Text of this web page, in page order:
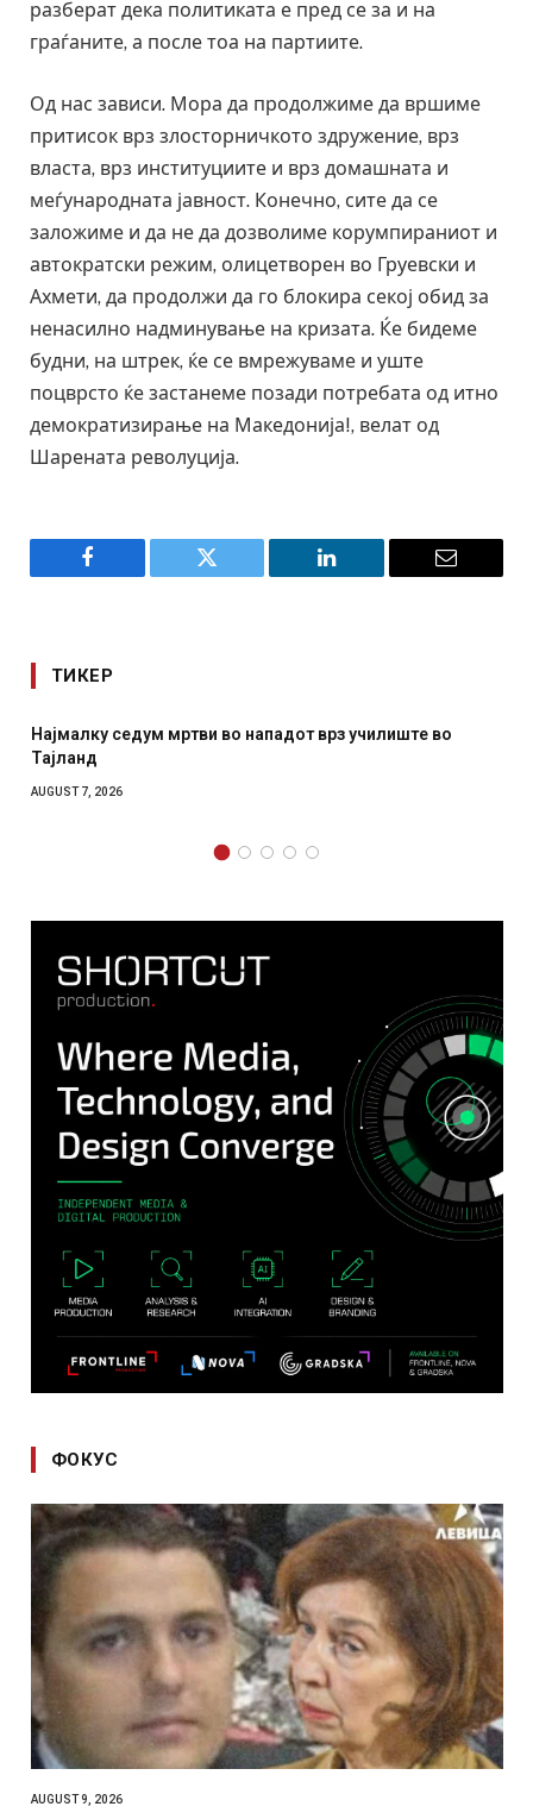
разберат дека политиката е пред се за и на
граѓаните, а после тоа на партиите.
Од нас зависи. Мора да продолжиме да вршиме
притисок врз злосторничкото здружение, врз
власта, врз институциите и врз домашната и
меѓународната јавност. Конечно, сите да се
заложиме и да не да дозволиме корумпираниот и
автократски режим, олицетворен во Груевски и
Ахмети, да продолжи да го блокира секој обид за
ненасилно надминување на кризата. Ќе бидеме
будни, на штрек, ќе се вмрежуваме и уште
поцврсто ќе застанеме позади потребата од итно
демократизирање на Македонија!, велат од
Шарената револуција.
Facebook Twitter LinkedIn Email
ТИКЕР
СОЗИС: Украинците повеќе им веруваат на генералите
отколку на Зеленски
AUGUST 7, 2026
ФОКУС
AUGUST 9, 2026